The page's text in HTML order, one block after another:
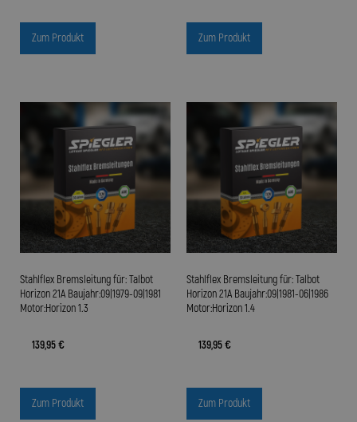
Zum Produkt Zum Produkt
Stahlflex Bremsleitung für: Talbot
Horizon 21A Baujahr:09|1979-09|1981
Motor:Horizon 1.3
139,95 €
Zum Produkt
Stahlflex Bremsleitung für: Talbot
Horizon 21A Baujahr:09|1981-06|1986
Motor:Horizon 1.4
139,95 €
Zum Produkt